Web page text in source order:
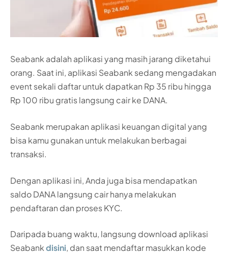
Seabank adalah aplikasi yang masih jarang diketahui
orang. Saat ini, aplikasi Seabank sedang mengadakan
event sekali daftar untuk dapatkan Rp 35 ribu hingga
Rp 100 ribu gratis langsung cair ke DANA.
Seabank merupakan aplikasi keuangan digital yang
bisa kamu gunakan untuk melakukan berbagai
transaksi.
Dengan aplikasi ini, Anda juga bisa mendapatkan
saldo DANA langsung cair hanya melakukan
pendaftaran dan proses KYC.
Daripada buang waktu, langsung download aplikasi
Seabankdisini, dan saat mendaftar masukkan kode